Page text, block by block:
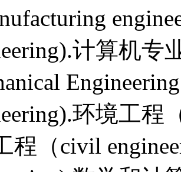
计算机专
环境工程
程（civil